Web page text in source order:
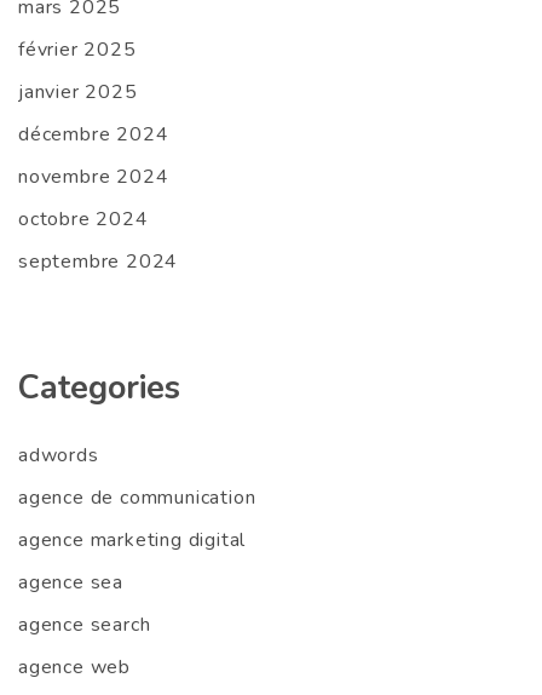
mars 2025
février 2025
janvier 2025
décembre 2024
novembre 2024
octobre 2024
septembre 2024
Categories
adwords
agence de communication
agence marketing digital
agence sea
agence search
agence web